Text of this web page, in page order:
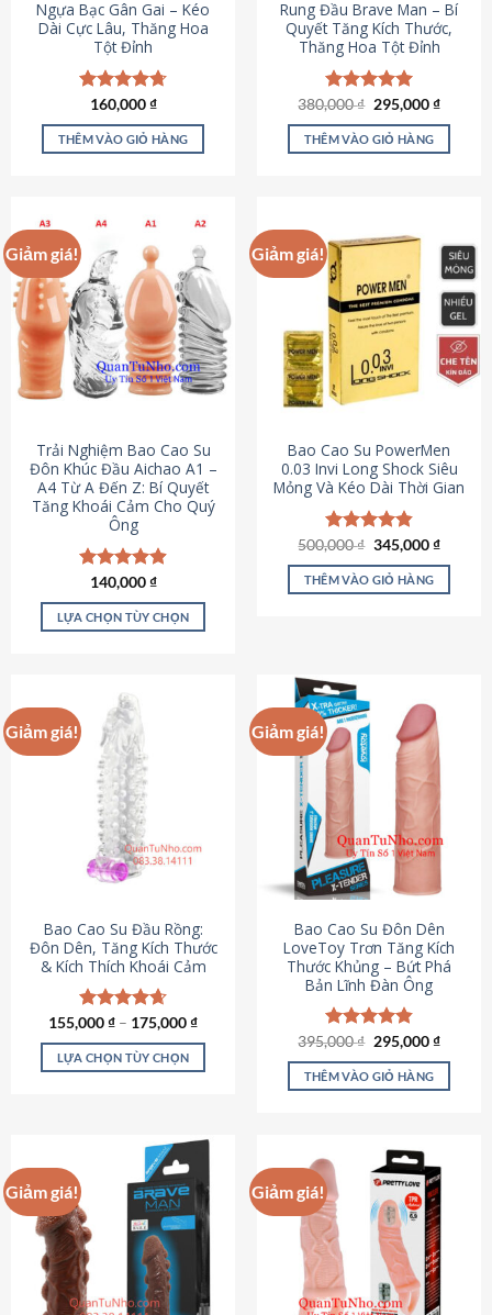
chọn
trên
trang
sản
phẩm
Ngựa Bạc Gân Gai – Kéo
Dài Cực Lâu, Thăng Hoa
Tột Đỉnh
Được xếp
hạng4.73
5 sao
160,000₫
THÊM VÀO GIỎ HÀNG
Rung Đầu Brave Man – Bí
Quyết Tăng Kích Thước,
Thăng Hoa Tột Đỉnh
Được xếp
hạng5.00
5 sao
380,000₫ Giá
là:
380,000 ₫.
295,000₫Giá
tại
THÊM VÀO GIỎ HÀNG
Giảm giá!
Trải Nghiệm Bao Cao Su
Đôn Khúc Đầu Aichao A1 –
A4 Từ A Đến Z: Bí Quyết
Tăng Khoái Cảm Cho Quý
Ông
Được xếp
hạng4.88
5 sao
140,000₫
LỰA CHỌN TÙY CHỌN
có
nhiều
biến
thể.
Các
tùy
chọn
có
chọn
trên
trang
sản
phẩm
Giảm giá!
Bao Cao Su PowerMen
0.03 Invi Long Shock Siêu
Mỏng Và Kéo Dài Thời Gian
Được xếp
hạng4.85
5 sao
500,000₫ Giá
là:
500,000 ₫.
345,000₫Giá
tại
THÊM VÀO GIỎ HÀNG
Giảm giá!
Bao Cao Su Đầu Rồng:
Đôn Dên, Tăng Kích Thước
& Kích Thích Khoái Cảm
Được xếp
hạng4.69
5 sao
155,000₫ – 175,000₫
LỰA CHỌN TÙY CHỌN
nhiều
biến
thể.
Các
tùy
chọn
Giảm giá!
Bao Cao Su Đôn Dên
LoveToy Trơn Tăng Kích
Thước Khủng – Bứt Phá
Bản Lĩnh Đàn Ông
Được xếp
hạng4.82
5 sao
395,000₫ Giá
là:
395,000 ₫.
295,000₫Giá
tại
THÊM VÀO GIỎ HÀNG
Giảm giá! Giảm giá!